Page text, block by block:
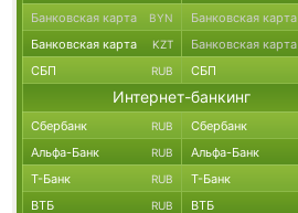
Банковская карта BYN Банковская карта
Банковская карта KZT Банковская карта
СБП RUB СБП
Интернет-банкинг
Сбербанк RUB Сбербанк
Альфа-Банк RUB Альфа-Банк
Т-Банк RUB Т-Банк
ВТБ RUB ВТБ